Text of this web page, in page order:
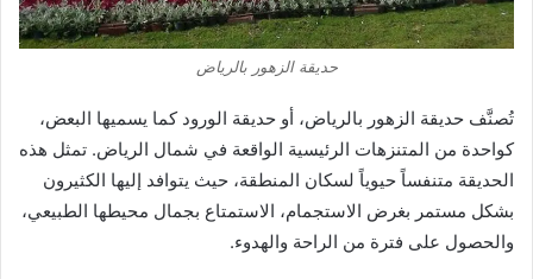
حديقة الزهور بالرياض
تُصنَّف حديقة الزهور بالرياض، أو حديقة الورود كما يسميها البعض،
كواحدة من المتنزهات الرئيسية الواقعة في شمال الرياض. تمثل هذه
الحديقة متنفساً حيوياً لسكان المنطقة، حيث يتوافد إليها الكثيرون
بشكل مستمر بغرض الاستجمام، الاستمتاع بجمال محيطها الطبيعي،
والحصول على فترة من الراحة والهدوء.